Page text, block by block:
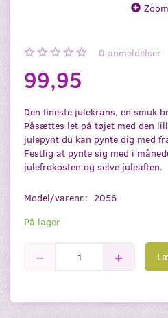
Zoom
0 anmeldelser
99,95
Den fineste julekrans, en smuk
Påsættes let på tøjet med den
julepynt du kan pynte dig med
Festlig at pynte sig med i
julefrokosten og selve juleaften.
Model/varenr.: 2056
På lager